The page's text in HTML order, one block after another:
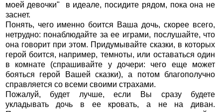
моей девочки" в идеале, посидите рядом, пока она не
заснет.
Понять, чего именно боится Ваша дочь, скорее всего,
нетрудно: понаблюдайте за ее играми, послушайте, что
она говорит при этом. Придумывайте сказки, в которых
герой боится, например, темноты, или оставаться один
в комнате (спрашивайте у дочери: чего еще может
бояться герой Вашей сказки), а потом благополучно
справляется со всеми своими страхами.
Пожалуй, будет лучше, если Вы сразу будете
укладывать дочь в ее кровать, а не на диван.